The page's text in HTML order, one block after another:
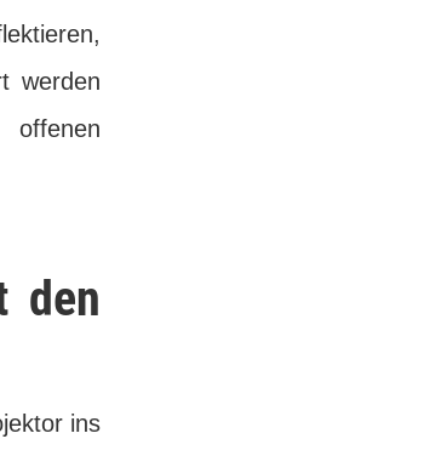
werden
offenen
den
ins